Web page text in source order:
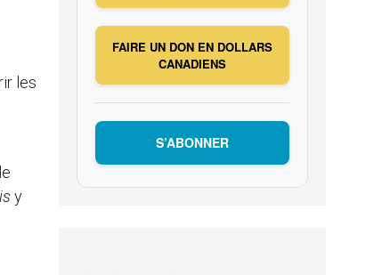
les
y
FAIRE UN DON EN DOLLARS
CANADIENS
S’ABONNER